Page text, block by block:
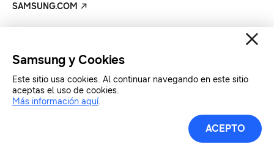
SAMSUNG.COM
Samsung y Cookies
Este sitio usa cookies. Al continuar navegando en este sitio
aceptas el uso de cookies.
Más información aquí.
ACEPTO